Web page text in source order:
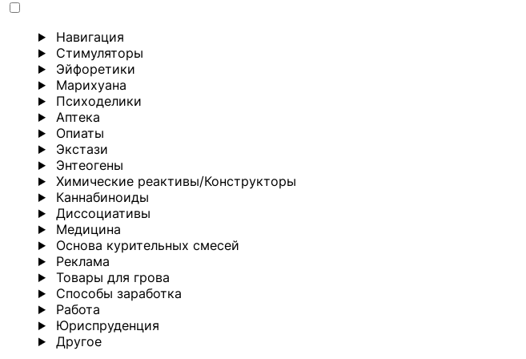
Навигация
Стимуляторы
Эйфоретики
Марихуана
Психоделики
Аптека
Опиаты
Экстази
Энтеогены
Химические реактивы/Конструкторы
Каннабиноиды
Диссоциативы
Медицина
Основа курительных смесей
Реклама
Товары для грова
Способы заработка
Работа
Юриспруденция
Другoе